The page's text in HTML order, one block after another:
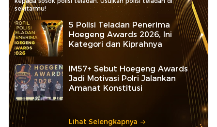
sekitarmu!
5 Polisi Teladan Penerima
Hoegeng Awards 2026, Ini
Kategori dan Kiprahnya
IM57+ Sebut Hoegeng Awards
Jadi Motivasi Polri Jalankan
Amanat Konstitusi
Lihat Selengkapnya